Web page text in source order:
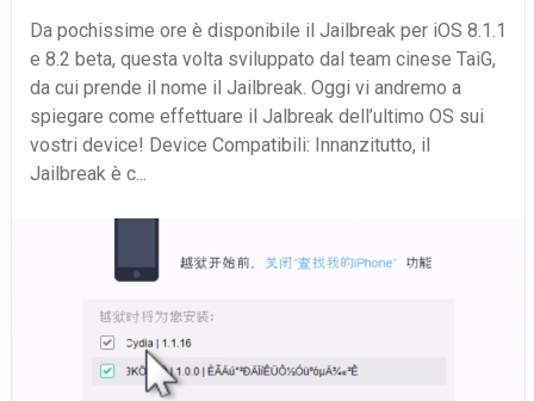
Da pochissime ore è disponibile il Jailbreak per iOS 8.1.1
e 8.2 beta, questa volta sviluppato dal team cinese TaiG,
da cui prende il nome il Jailbreak. Oggi vi andremo a
spiegare come effettuare il Jalbreak dell’ultimo OS sui
vostri device! Device Compatibili: Innanzitutto, il
Jailbreak è c...